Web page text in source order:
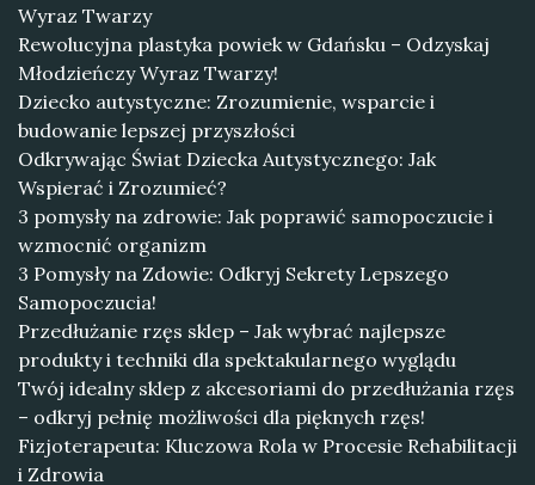
Wyraz Twarzy
Rewolucyjna plastyka powiek w Gdańsku – Odzyskaj
Młodzieńczy Wyraz Twarzy!
Dziecko autystyczne: Zrozumienie, wsparcie i
budowanie lepszej przyszłości
Odkrywając Świat Dziecka Autystycznego: Jak
Wspierać i Zrozumieć?
3 pomysły na zdrowie: Jak poprawić samopoczucie i
wzmocnić organizm
3 Pomysły na Zdowie: Odkryj Sekrety Lepszego
Samopoczucia!
Przedłużanie rzęs sklep – Jak wybrać najlepsze
produkty i techniki dla spektakularnego wyglądu
Twój idealny sklep z akcesoriami do przedłużania rzęs
– odkryj pełnię możliwości dla pięknych rzęs!
Fizjoterapeuta: Kluczowa Rola w Procesie Rehabilitacji
i Zdrowia